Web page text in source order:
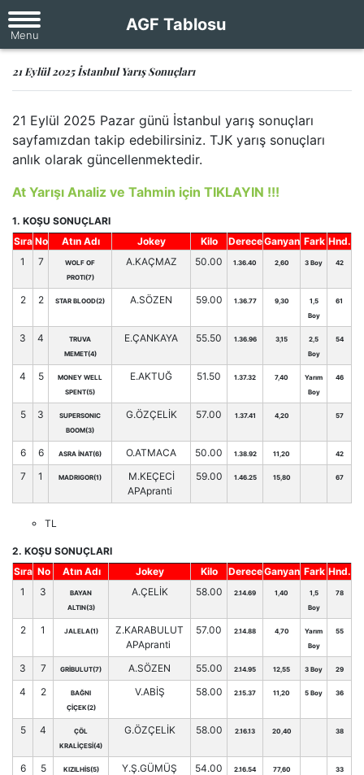
AGF Tablosu
21 Eylül 2025 İstanbul Yarış Sonuçları
21 Eylül 2025 Pazar günü İstanbul yarış sonuçları
sayfamızdan takip edebilirsiniz. TJK yarış sonuçları
anlık olarak güncellenmektedir.
At Yarışı Analiz ve Tahmin için TIKLAYIN !!!
1. KOŞU SONUÇLARI
Sıra No Atın Adı Jokey Kilo DereceGanyan Fark Hnd.
1
7
WOLF OF
PROTI(7)
A.KAÇMAZ 50.00 1.36.40 2,60 3 Boy 42
2 2 STAR BLOOD(2) A.SÖZEN 59.00 1.36.77 9,30
1,5
Boy
61
3 4
TRUVA
MEMET(4)
E.ÇANKAYA 55.50 1.36.96 3,15
2,5
Boy
54
4 5
MONEY WELL
SPENT(5)
E.AKTUĞ 51.50 1.37.32 7,40
Yarım
Boy
46
5 3
SUPERSONIC
BOOM(3)
G.ÖZÇELİK 57.00 1.37.41 4,20 57
6 6 ASRA İNAT(6) O.ATMACA 50.00 1.38.92 11,20 42
7 1 MADRIGOR(1)
M.KEÇECİ
APApranti
59.00 1.46.25 15,80 67
TL
2. KOŞU SONUÇLARI
Sıra No Atın Adı Jokey Kilo DereceGanyan Fark Hnd.
1
3
BAYAN
ALTIN(3)
A.ÇELİK 58.00 2.14.69 1,40
1,5
Boy
78
2 1 JALELA(1)
Z.KARABULUT
APApranti
57.00 2.14.88 4,70
Yarım
Boy
55
3 7 GRİBULUT(7) A.SÖZEN 55.00 2.14.95 12,55 3 Boy 29
4 2
BAĞNI
ÇİÇEK(2)
V.ABİŞ 58.00 2.15.37 11,20 5 Boy 36
5 4
ÇÖL
KRALİÇESİ(4)
G.ÖZÇELİK 58.00 2.16.13 20,40 38
6 5 KIZILHİS(5)
Y.Ş.GÜMÜŞ
54.00 2.16.54 77,60 33